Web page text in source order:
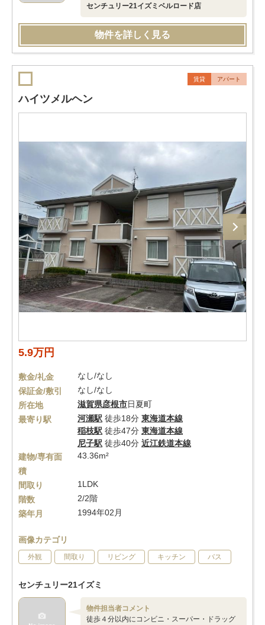
センチュリー21イズミベルロード店
物件を詳しく見る
賃貸 アパート
ハイツメルヘン
5.9万円
敷金/礼金
なし/なし
保証金/敷引
なし/なし
所在地
滋賀県彦根市日夏町
最寄り駅
河瀬駅 徒歩18分 東海道本線
稲枝駅 徒歩47分 東海道本線
尼子駅 徒歩40分 近江鉄道本線
建物/専有面
積
43.36m²
間取り
1LDK
階数
2/2階
築年月
1994年02月
画像カテゴリ
外観 間取り リビング キッチン バス
センチュリー21イズミ
物件担当者コメント
徒歩４分以内にコンビニ・スーパー・ドラッグ